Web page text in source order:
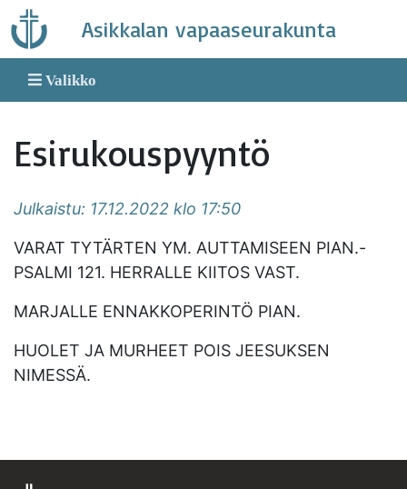
Skip
to
content
Asikkalan vapaaseurakunta
Valikko
Esirukouspyyntö
Julkaistu: 17.12.2022 klo 17:50
VARAT TYTÄRTEN YM. AUTTAMISEEN PIAN.-
PSALMI 121. HERRALLE KIITOS VAST.
MARJALLE ENNAKKOPERINTÖ PIAN.
HUOLET JA MURHEET POIS JEESUKSEN
NIMESSÄ.